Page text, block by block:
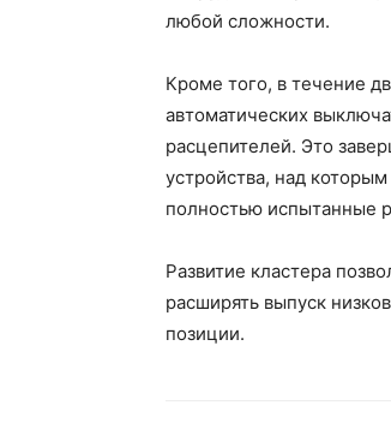
любой сложности.
Кроме того, в течение
автоматических
расцепителей. Это
устройства, над
полностью испытанные
Развитие кластера
расширять выпуск
позиции.